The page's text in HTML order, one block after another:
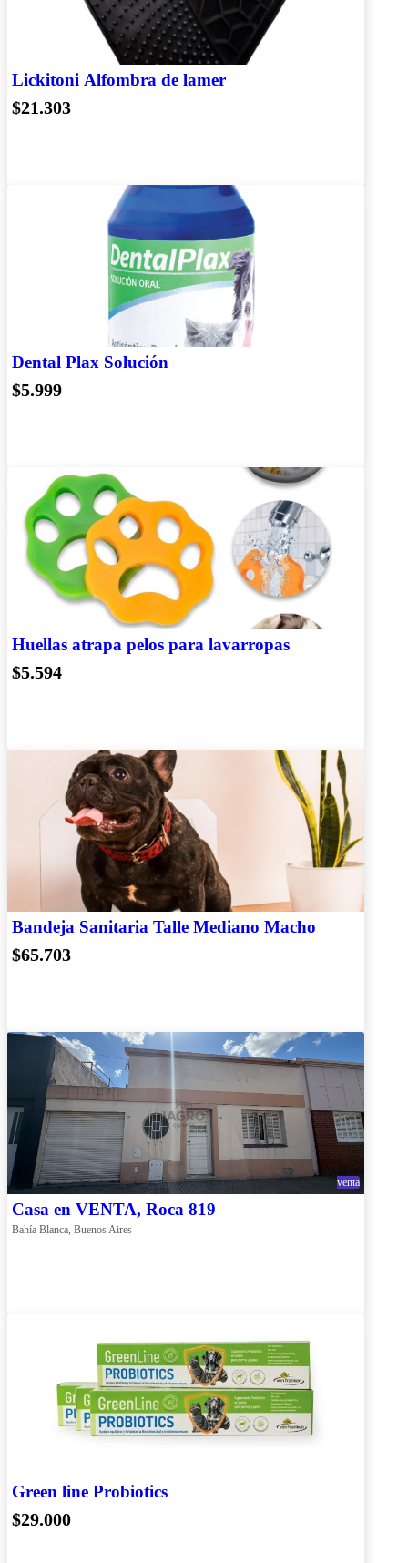
Lickitoni Alfombra de lamer
$21.303
Dental Plax Solución
$5.999
Huellas atrapa pelos para lavarropas
$5.594
Bandeja Sanitaria Talle Mediano Macho
$65.703
venta
Casa en VENTA, Roca 819
Bahía Blanca, Buenos Aires
Green line Probiotics
$29.000